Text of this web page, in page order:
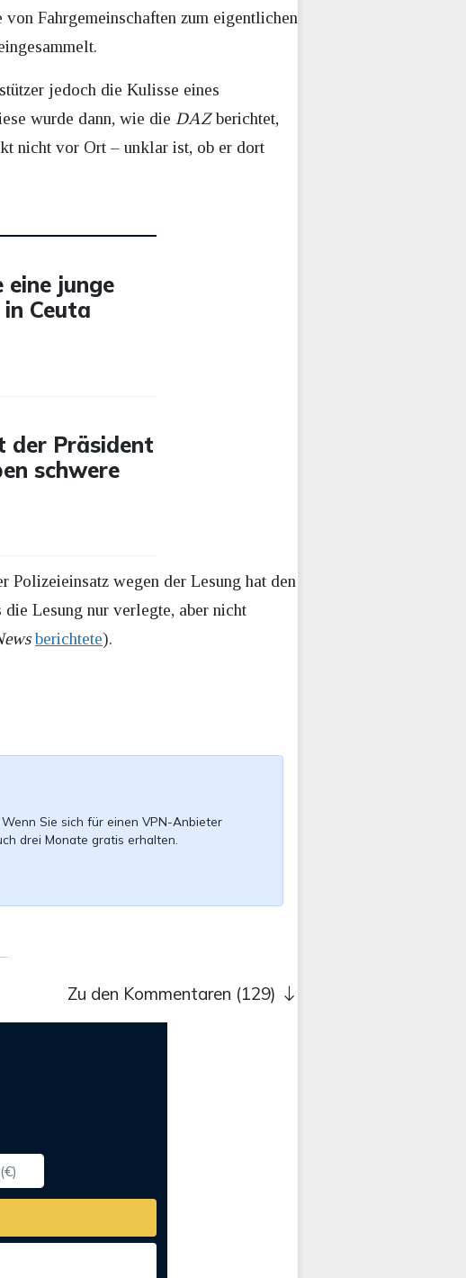
Fahrgemeinschaften zum eigentlichen
jedoch die Kulisse eines
wurde dann, wie die DAZberichtet,
nicht vor Ort – unklar ist, ob er dort
eine junge
Ceuta
der Präsident
schwere
wegen der Lesung hat den
Lesung nur verlegte, aber nicht
berichtete).
Sie sich für einen VPN-Anbieter
drei Monate gratis erhalten.
Zu den Kommentaren (129)